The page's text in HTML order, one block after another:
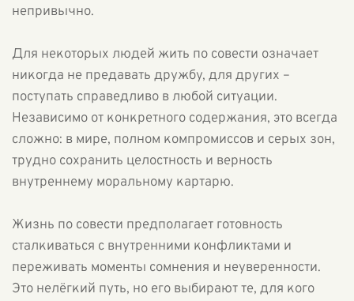
непривычно.
Для некоторых людей жить по совести означает
никогда не предавать дружбу, для других –
поступать справедливо в любой ситуации.
Независимо от конкретного содержания, это всегда
сложно: в мире, полном компромиссов и серых зон,
трудно сохранить целостность и верность
внутреннему моральному картарю.
Жизнь по совести предполагает готовность
сталкиваться с внутренними конфликтами и
переживать моменты сомнения и неуверенности.
Это нелёгкий путь, но его выбирают те, для кого